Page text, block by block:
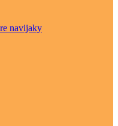
navijaky